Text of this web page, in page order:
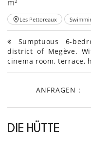
m²
Les Pettoreaux
Sumptuous 6-
district of Megève.
cinema room, terrace,
ANFRAGEN :
DIE HÜTTE